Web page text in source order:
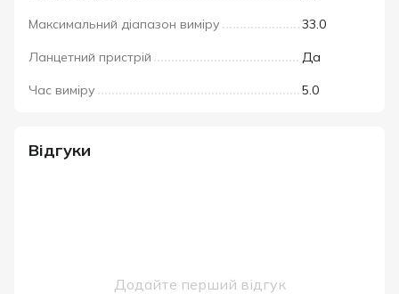
Максимальний діапазон виміру 33.0
Ланцетний пристрій Да
Час виміру 5.0
Відгуки
Додайте перший відгук